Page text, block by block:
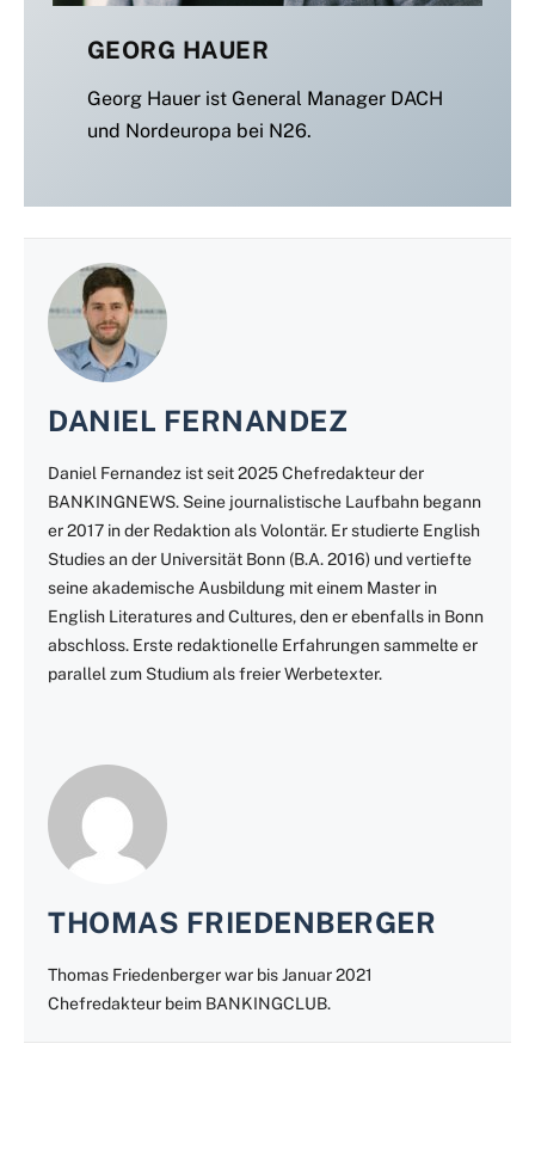
GEORG HAUER
Georg Hauer ist General Manager DACH
und Nordeuropa bei N26.
DANIEL FERNANDEZ
Daniel Fernandez ist seit 2025 Chefredakteur der
BANKINGNEWS. Seine journalistische Laufbahn begann
er 2017 in der Redaktion als Volontär. Er studierte English
Studies an der Universität Bonn (B.A. 2016) und vertiefte
seine akademische Ausbildung mit einem Master in
English Literatures and Cultures, den er ebenfalls in Bonn
abschloss. Erste redaktionelle Erfahrungen sammelte er
parallel zum Studium als freier Werbetexter.
THOMAS FRIEDENBERGER
Thomas Friedenberger war bis Januar 2021
Chefredakteur beim BANKINGCLUB.